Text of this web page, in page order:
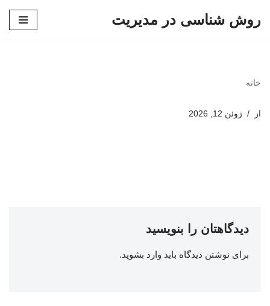
روش شناسی در مدیریت
خانه
از ژوئن 12, 2026
دیدگاهتان را بنویسید
برای نوشتن دیدگاه باید وارد بشوید.